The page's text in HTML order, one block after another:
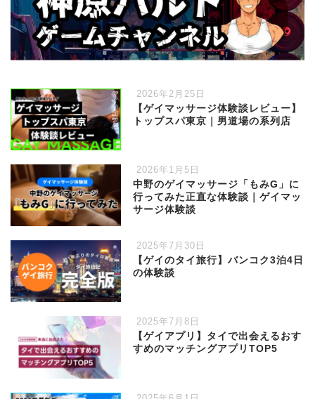
2026年2月25日
【ゲイマッサージ体験談レビュー】
トップスパ東京｜男道場の系列店
2026年1月5日
中野のゲイマッサージ「もみG」に
行ってみた正直な体験談｜ゲイマッ
サージ体験談
2025年7月30日
【ゲイのタイ旅行】バンコク3泊4日
の体験談
2025年7月8日
【ゲイアプリ】タイで出会えるおす
すめのマッチングアプリTOP5